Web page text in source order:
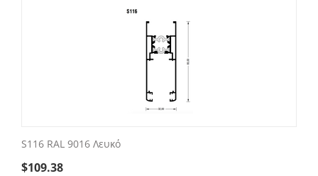
S116 RAL 9016 Λευκό
$109.38